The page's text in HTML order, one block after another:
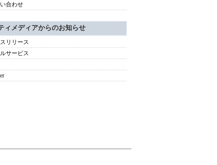
合わせ
ィメディアからのお知らせ
リリース
サービス